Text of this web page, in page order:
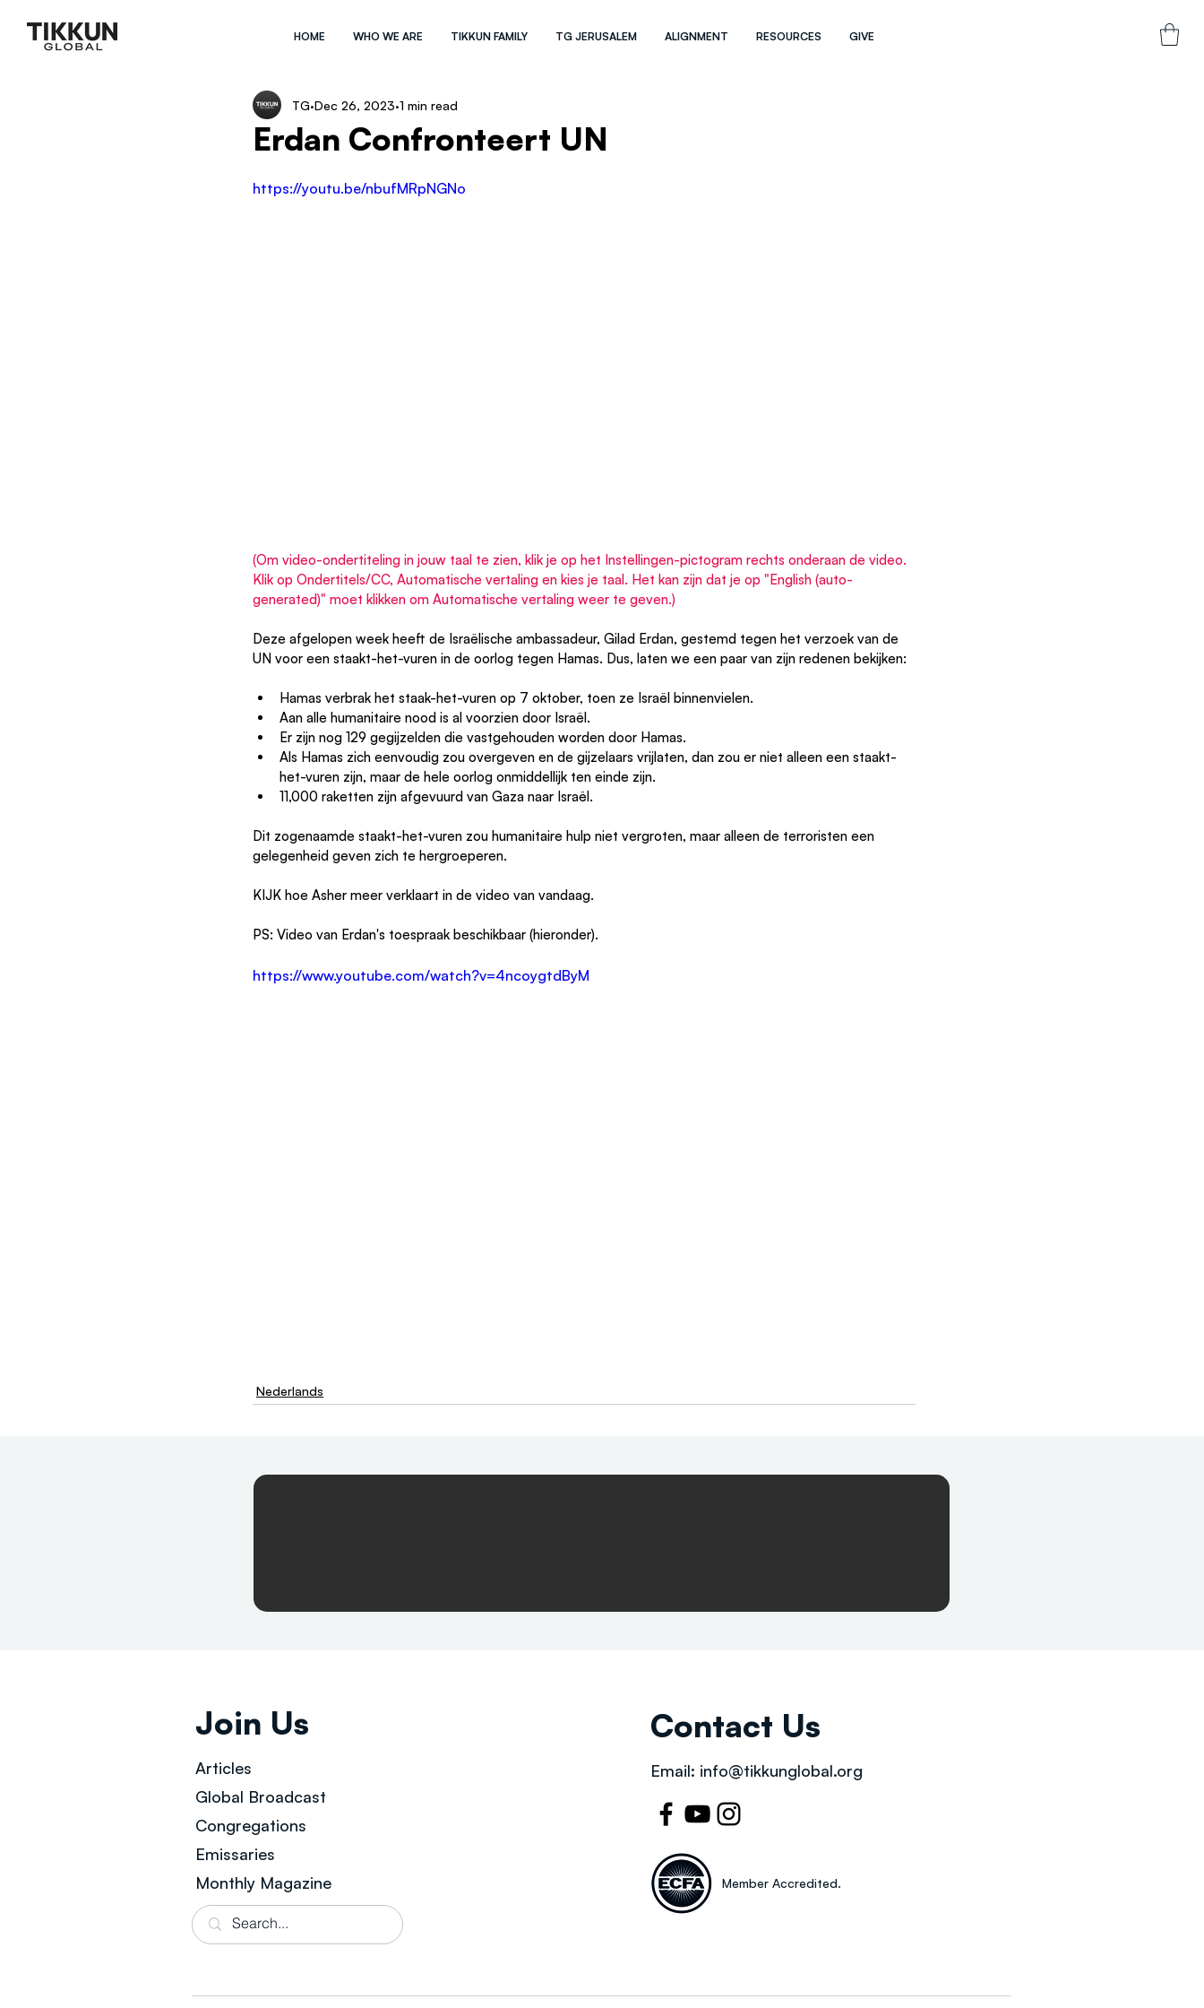
HOME WHO WE ARE TIKKUN FAMILY TG JERUSALEM ALIGNMENT RESOURCES GIVE
Erdan Confronteert UN
TG Dec 26, 2023 1 min read
https://youtu.be/nbufMRpNGNo
(Om video-ondertiteling in jouw taal te zien, klik je op het Instellingen-pictogram rechts onderaan de video.
Klik op Ondertitels/CC, Automatische vertaling en kies je taal. Het kan zijn dat je op "English (auto-
generated)" moet klikken om Automatische vertaling weer te geven.)
Deze afgelopen week heeft de Israëlische ambassadeur, Gilad Erdan, gestemd tegen het verzoek van de
UN voor een staakt-het-vuren in de oorlog tegen Hamas. Dus, laten we een paar van zijn redenen bekijken:
Hamas verbrak het staak-het-vuren op 7 oktober, toen ze Israël binnenvielen.
Aan alle humanitaire nood is al voorzien door Israël.
Er zijn nog 129 gegijzelden die vastgehouden worden door Hamas.
Als Hamas zich eenvoudig zou overgeven en de gijzelaars vrijlaten, dan zou er niet alleen een staakt-
het-vuren zijn, maar de hele oorlog onmiddellijk ten einde zijn.
11,000 raketten zijn afgevuurd van Gaza naar Israël.
Dit zogenaamde staakt-het-vuren zou humanitaire hulp niet vergroten, maar alleen de terroristen een
gelegenheid geven zich te hergroeperen.
KIJK hoe Asher meer verklaart in de video van vandaag.
PS: Video van Erdan's toespraak beschikbaar (hieronder).
https://www.youtube.com/watch?v=4ncoygtdByM
Nederlands
Join Us
Articles
Global Broadcast
Congregations
Emissaries
Monthly Magazine
Contact Us
Email: info@tikkunglobal.org
Member Accredited.